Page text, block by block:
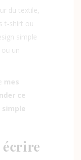
du textile,
t-shirt ou
simple
un
mes
ce